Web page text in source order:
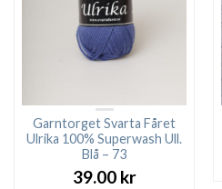
Garntorget Svarta Fåret
Ulrika 100% Superwash Ull.
Blå – 73
39.00 kr